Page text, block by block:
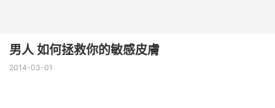
男人 如何拯救你的敏感皮膚
2014-03-01